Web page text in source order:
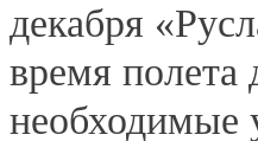
декабря
время полета
необходимые